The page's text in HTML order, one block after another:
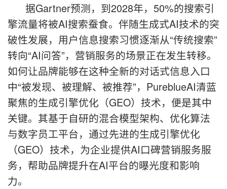
据Gartner预测，到2028年，50%的搜索引
擎流量将被AI搜索蚕食。伴随生成式AI技术的突
破性发展，用户信息搜索习惯逐渐从“传统搜索”
转向“AI问答”，营销服务的场景正在发生转移。
如何让品牌能够在这种全新的对话式信息入口
中“被发现、被理解、被推荐”，PureblueAI清蓝
聚焦的生成引擎优化（GEO）技术，便是其中
关键。其基于自研的混合模型架构、优化算法
与数字员工平台，通过先进的生成引擎优化
（GEO）技术，为企业提供AI口碑营销服务服
务，帮助品牌提升在AI平台的曝光度和影响
力。